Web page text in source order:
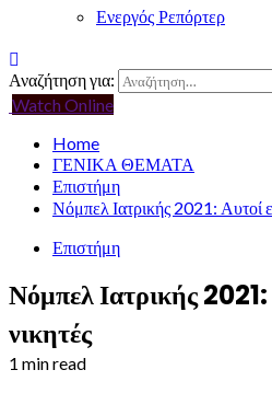
Ενεργός Ρεπόρτερ
Αναζήτηση για:
Watch Online
Home
ΓΕΝΙΚΑ ΘΕΜΑΤΑ
Επιστήμη
Νόμπελ Ιατρικής 2021: Αυτοί
Επιστήμη
Νόμπελ Ιατρικής 2021:
νικητές
1 min read